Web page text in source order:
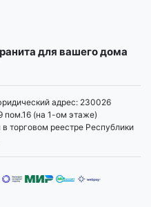
для вашего дома
адрес: 230026
пом.16 (на 1-ом этаже)
торговом реестре Республики